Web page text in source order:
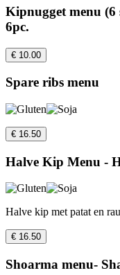
Kipnugget menu (6
6pc.
€ 10.00
Spare ribs menu
€ 16.50
Halve Kip Menu -
Halve kip met patat en
€ 16.50
Shoarma menu-